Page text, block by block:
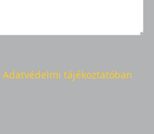
Adatvédelmi tájékoztatóban